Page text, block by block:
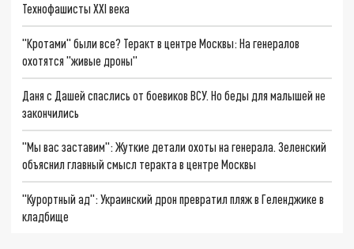
Технофашисты XXI века
"Кротами" были все? Теракт в центре Москвы: На генералов
охотятся "живые дроны"
Даня с Дашей спаслись от боевиков ВСУ. Но беды для малышей не
закончились
"Мы вас заставим": Жуткие детали охоты на генерала. Зеленский
объяснил главный смысл теракта в центре Москвы
"Курортный ад": Украинский дрон превратил пляж в Геленджике в
кладбище